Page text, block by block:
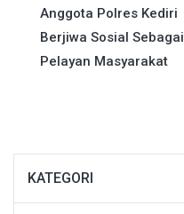
Anggota Polres Kediri
Berjiwa Sosial Sebagai
Pelayan Masyarakat
KATEGORI